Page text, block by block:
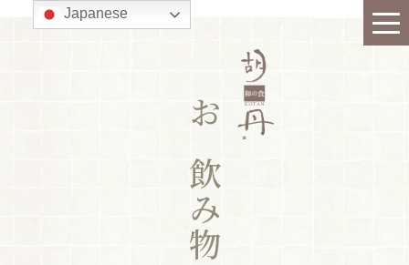
お飲み物
Japanese